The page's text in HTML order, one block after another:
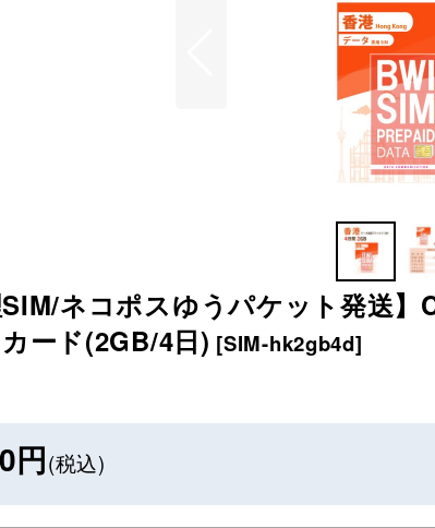
ネコポスゆうパケット発送
ード(2GB/4日) [SIM-hk2gb4d]
円(税込)